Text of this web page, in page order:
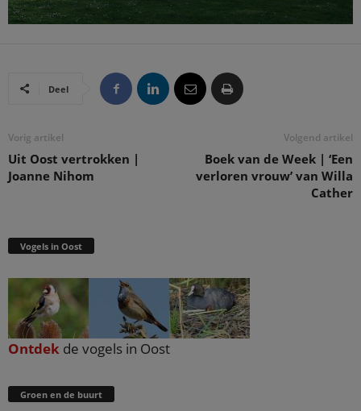
Deel
Vorig artikel
Uit Oost vertrokken |
Joanne Nihom
Volgend artikel
Boek van de Week | ‘Een
verloren vrouw’ van Willa
Cather
Vogels in Oost
Ontdek de vogels in Oost
Groen en de buurt